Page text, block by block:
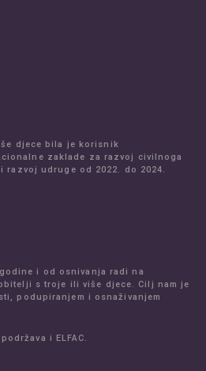
djece bila je korisnik
zaklade za razvoj civilnoga
udruge od 2022. do 2024.
i od osnivanja radi na
s troje ili više djece. Cilj nam je
podupiranjem i osnaživanjem
i ELFAC.